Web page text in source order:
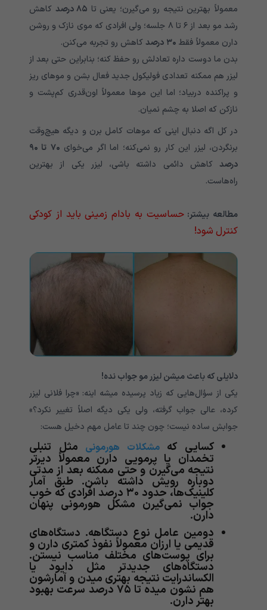
معمولاً بهترین نتیجه رو می‌گیرن؛ یعنی تا ۸۵درصد کاهش
رشد مو بعد از ۶ تا ۸ جلسه؛ ولی افرادی که موی نازک و روشن
دارن معمولاً فقط ۳۰ درصدکاهش رو تجربه می‌کنن.
بدن ما دوست داره تعادلش رو حفظ کنه؛ بنابراین حتی بعد از
لیزر هم ممکنه تعدادی فولیکول جدید فعال بشن و موهای ریز
و پراکنده دربیاد؛ اما این موها معمولاً اون‌قدری کم‌پشت و
نازکن که اصلا به چشم نمیان.
در کل اگه دنبال اینی که موهات کامل برن و دیگه هیچ‌وقت
برنگردن، لیزر این کار رو نمی‌کنه؛ اما اگر می‌خوای ۷۰ تا ۹۰
درصد کاهش دائمی داشته باشی، لیزر یکی از بهترین
راه‌هاست.
مطالعه بیشتر:حساسیت به بادام زمینی باید از کودکی
کنترل شود!
دلایلیکه باعث میشن لیزر مو جواب نده!
یکی از سؤال‌هایی که زیاد پرسیده میشه اینه: «چرا فلانی لیزر
کرده، عالی جواب گرفته، ولی یکی دیگه اصلاً تغییر نکرد؟»
جوابش ساده نیست؛ چون چند تا عامل مهم دخیل هست:
کسایی کهمشکلات هورمونی مثل تنبلی
تخمدان یا پرمویی دارن معمولاً دیرتر
نتیجه می‌گیرن و حتی ممکنه بعد از مدتی
دوباره رویش داشته باشن. طبق آمار
کلینیک‌ها، حدود ۳۰ درصد افرادی که خوب
جواب نمی‌گیرن مشکل هورمونی پنهان
دارن.
دومین عامل نوع دستگاهه. دستگاه‌های
قدیمی یا ارزان معمولاً نفوذ کمتری دارن و
برای پوست‌های مختلف مناسب نیستن.
دستگاه‌های جدیدتر مثل دایود یا
الکساندرایت نتیجه بهتری میدن و آمارشون
هم نشون میده تا ۷۵ درصد سرعت بهبود
بهتر دارن.